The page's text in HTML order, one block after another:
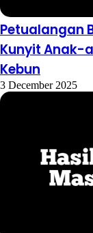
Petualangan
Kunyit Anak-
Kebun
3 December 2025